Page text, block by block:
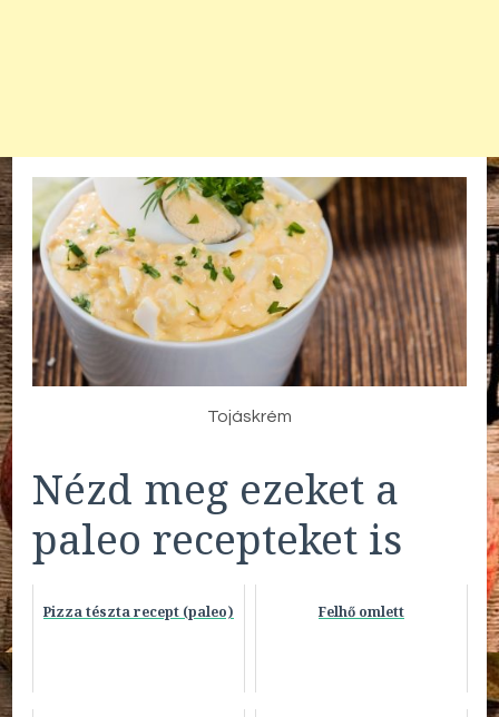
Tojáskrém
Nézd meg ezeket a
paleo recepteket is
Pizza tészta recept (paleo) Felhő omlett